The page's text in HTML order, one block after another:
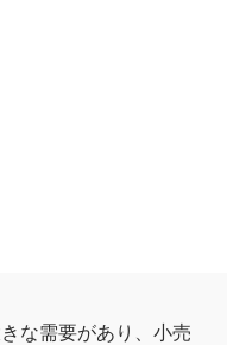
な需要があり、小売